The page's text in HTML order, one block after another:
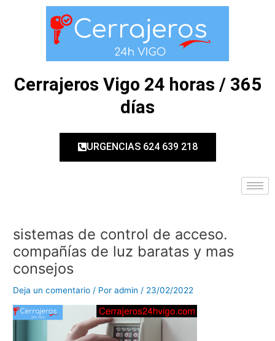
Cerrajeros Vigo 24 horas / 365
días
URGENCIAS 624 639 218
sistemas de control de acceso.
compañías de luz baratas y mas
consejos
Deja un comentario / Poradmin / 23/02/2022
Navegación